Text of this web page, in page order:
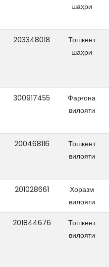
шаҳри
203348018
Тошкент
шаҳри
300917455
Фарғона
вилояти
200468116
Тошкент
вилояти
201028661
Хоразм
вилояти
201844676
Тошкент
вилояти